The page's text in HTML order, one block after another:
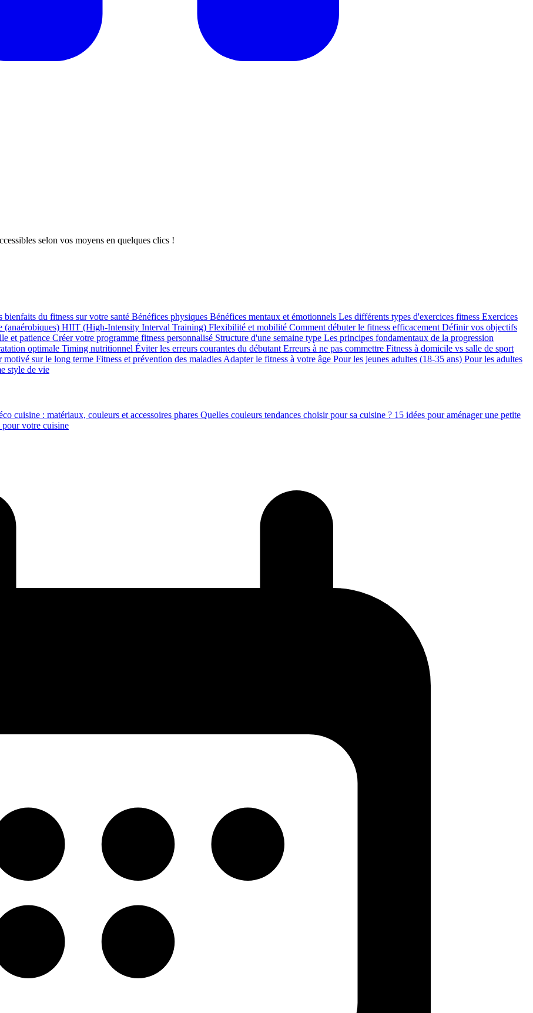
selon vos moyens en quelques clics !
bienfaits du fitness sur votre santé Bénéfices physiques Bénéfices mentaux et émotionnels Les différents types d'exercices fitness Exercices
(anaérobiques) HIIT (High-Intensity Interval Training) Flexibilité et mobilité Comment débuter le fitness efficacement Définir vos objectifs
et patience Créer votre programme fitness personnalisé Structure d'une semaine type Les principes fondamentaux de la progression
optimale Timing nutritionnel Éviter les erreurs courantes du débutant Erreurs à ne pas commettre Fitness à domicile vs salle de sport
motivé sur le long terme Fitness et prévention des maladies Adapter le fitness à votre âge Pour les jeunes adultes (18-35 ans) Pour les adultes
style de vie
cuisine : matériaux, couleurs et accessoires phares Quelles couleurs tendances choisir pour sa cuisine ? 15 idées pour aménager une petite
votre cuisine